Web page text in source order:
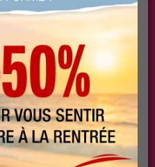
maigrir et être bien
peau
PLUS
COACHING